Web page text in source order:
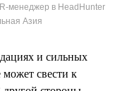
менеджер в HeadHunter
Азия
и сильных
может свести к